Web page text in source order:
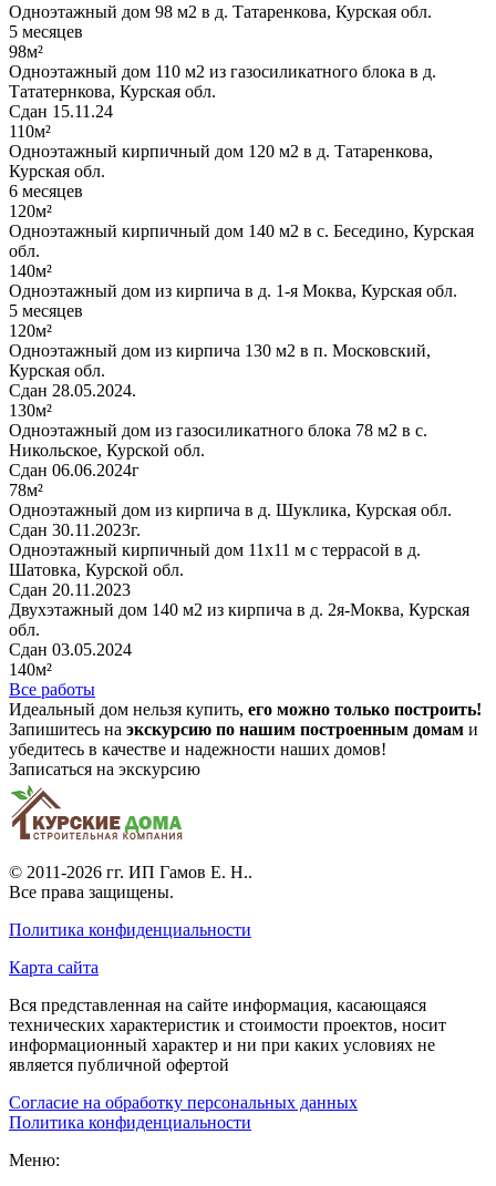
Одноэтажный дом 98 м2 в д. Татаренкова, Курская обл.
5 месяцев
98м²
Одноэтажный дом 110 м2 из газосиликатного блока в д.
Тататернкова, Курская обл.
Сдан 15.11.24
110м²
Одноэтажный кирпичный дом 120 м2 в д. Татаренкова,
Курская обл.
6 месяцев
120м²
Одноэтажный кирпичный дом 140 м2 в с. Беседино, Курская
обл.
140м²
Одноэтажный дом из кирпича в д. 1-я Моква, Курская обл.
5 месяцев
120м²
Одноэтажный дом из кирпича 130 м2 в п. Московский,
Курская обл.
Сдан 28.05.2024.
130м²
Одноэтажный дом из газосиликатного блока 78 м2 в с.
Никольское, Курской обл.
Сдан 06.06.2024г
78м²
Одноэтажный дом из кирпича в д. Шуклика, Курская обл.
Сдан 30.11.2023г.
Одноэтажный кирпичный дом 11х11 м с террасой в д.
Шатовка, Курской обл.
Сдан 20.11.2023
Двухэтажный дом 140 м2 из кирпича в д. 2я-Моква, Курская
обл.
Сдан 03.05.2024
140м²
Все работы
Идеальный дом нельзя купить, его можно только построить!
Запишитесь на экскурсию по нашим построенным домам и
убедитесь в качестве и надежности наших домов!
Записаться на экскурсию
© 2011-2026 гг. ИП Гамов Е. Н..
Все права защищены.
Политика конфиденциальности
Карта сайта
Вся представленная на сайте информация, касающаяся
технических характеристик и стоимости проектов, носит
информационный характер и ни при каких условиях не
является публичной офертой
Согласие на обработку персональных данных
Политика конфиденциальности
Меню: